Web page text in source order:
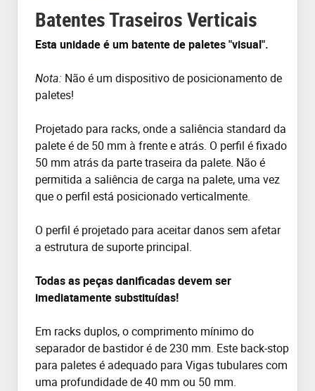
Batentes Traseiros Verticais
Esta unidade é um batente de paletes "visual".
Nota: Não é um dispositivo de posicionamento de
paletes!
Projetado para racks, onde a saliência standard da
palete é de 50 mm à frente e atrás. O perfil é fixado
50 mm atrás da parte traseira da palete. Não é
permitida a saliência de carga na palete, uma vez
que o perfil está posicionado verticalmente.
O perfil é projetado para aceitar danos sem afetar
a estrutura de suporte principal.
Todas as peças danificadas devem ser
imediatamente substituídas!
Em racks duplos, o comprimento mínimo do
separador de bastidor é de 230 mm. Este back-stop
para paletes é adequado para Vigas tubulares com
uma profundidade de 40 mm ou 50 mm.